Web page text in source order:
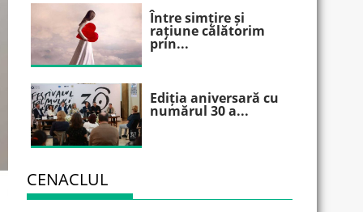
Între simțire și
rațiune călătorim
prin...
Ediția aniversară cu
numărul 30 a...
CENACLUL